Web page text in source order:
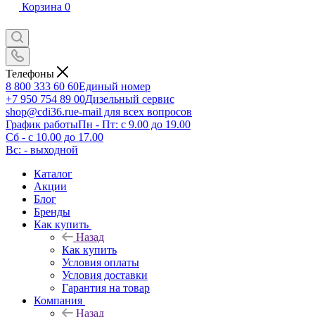
Корзина 0
Телефоны
8 800 333 60 60Единый номер
+7 950 754 89 00Дизельный сервис
shop@cdi36.rue-mail для всех вопросов
График работыПн - Пт: с 9.00 до 19.00
Сб - с 10.00 до 17.00
Вс: - выходной
Каталог
Акции
Блог
Бренды
Как купить
Назад
Как купить
Условия оплаты
Условия доставки
Гарантия на товар
Компания
Назад